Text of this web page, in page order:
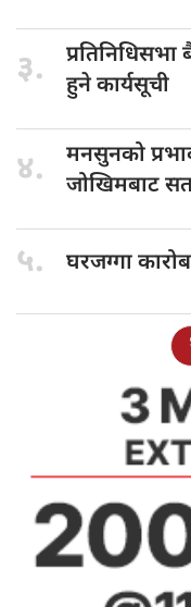
३.
हुने कार्यसूची
४. मनसुनको
जोखिमबाट
५. घरजग्गा